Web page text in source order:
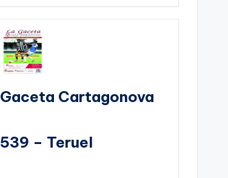
Gaceta Cartagonova
539 – Teruel